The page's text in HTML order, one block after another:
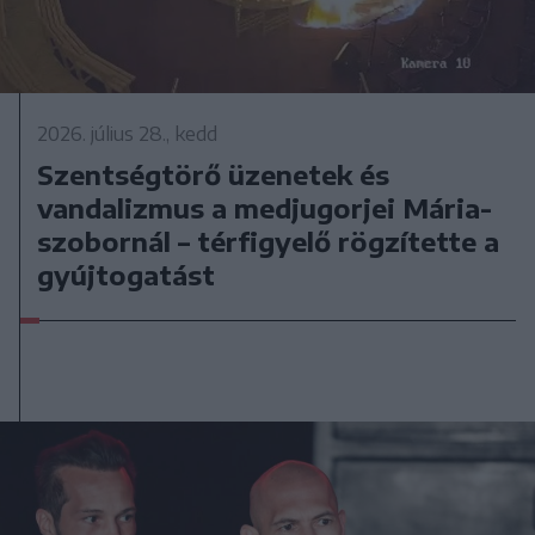
2026. július 28., kedd
Szentségtörő üzenetek és
vandalizmus a medjugorjei Mária-
szobornál – térfigyelő rögzítette a
gyújtogatást